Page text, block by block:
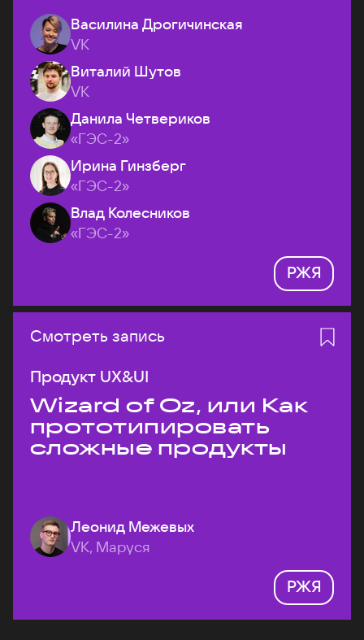
Василина Дрогичинская
VK
Виталий Шутов
VK
Данила Четвериков
«ГЭС-2»
Ирина Гинзберг
«ГЭС-2»
Влад Колесников
«ГЭС-2»
РЖЯ
Смотреть запись
Продукт UX&UI
Wizard of Oz, или Как
прототипировать
сложные продукты
Леонид Межевых
VK, Маруся
РЖЯ